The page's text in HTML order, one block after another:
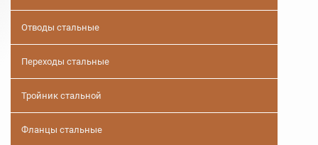
Отводы стальные
Переходы стальные
Тройник стальной
Фланцы стальные